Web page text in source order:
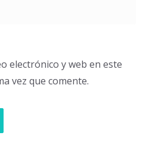
electrónico y web en este
vez que comente.